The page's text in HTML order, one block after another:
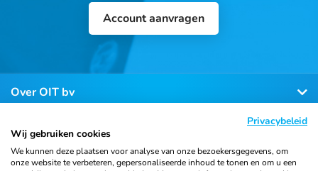
Account aanvragen
Over OIT bv
Klantenservice
Privacybeleid
Wij gebruiken cookies
We kunnen deze plaatsen voor analyse van onze bezoekersgegevens, om
onze website te verbeteren, gepersonaliseerde inhoud te tonen en om u een